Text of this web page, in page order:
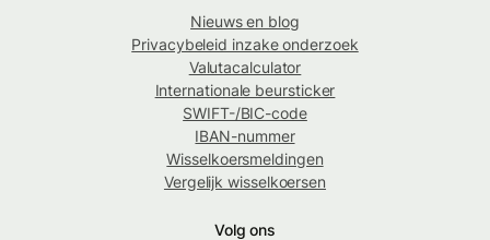
Nieuws en blog
Privacybeleid inzake onderzoek
Valutacalculator
Internationale beursticker
SWIFT-/BIC-code
IBAN-nummer
Wisselkoersmeldingen
Vergelijk wisselkoersen
Volg ons